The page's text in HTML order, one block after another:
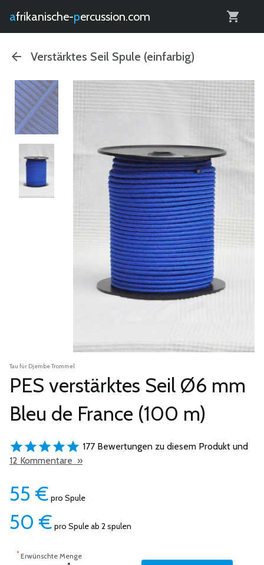
afrikanische- percussion.com
Verstärktes Seil Spule (einfarbig)
Tau für Djembe Trommel
PES verstärktes Seil Ø6 mm
Bleu de France (100 m)
177 Bewertungen zu diesem Produkt und
12 Kommentare »
55 € pro Spule
50 € pro Spule ab 2 spulen
*Erwünschte Menge